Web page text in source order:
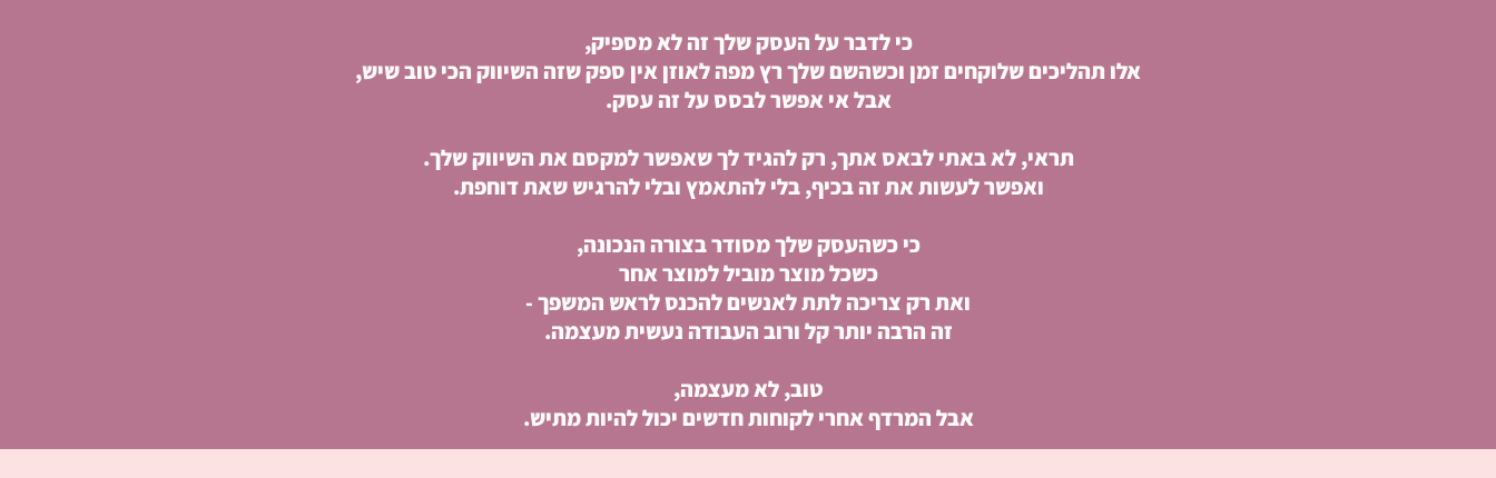
כי לדבר על העסק שלך זה לא מספיק,
אלו תהליכים שלוקחים זמן וכשהשם שלך רץ מפה לאוזן אין ספק שזה השיווק הכי טוב שיש,
אבל אי אפשר לבסס על זה עסק.
תראי, לא באתי לבאס אתך, רק להגיד לך שאפשר למקסם את השיווק שלך.
ואפשר לעשות את זה בכיף, בלי להתאמץ ובלי להרגיש שאת דוחפת.
כי כשהעסק שלך מסודר בצורה הנכונה,
כשכל מוצר מוביל למוצר אחר
ואת רק צריכה לתת לאנשים להכנס לראש המשפך -
זה הרבה יותר קל ורוב העבודה נעשית מעצמה.
טוב, לא מעצמה,
אבל המרדף אחרי לקוחות חדשים יכול להיות מתיש.